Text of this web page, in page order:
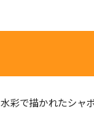
水彩で描かれたシャ